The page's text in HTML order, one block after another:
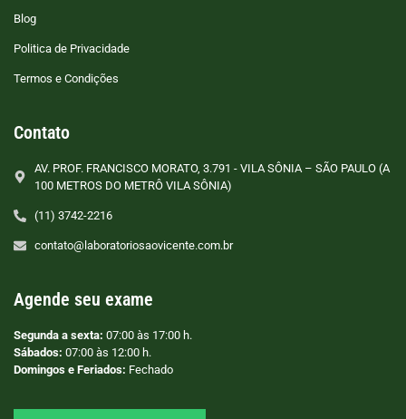
Blog
Politica de Privacidade
Termos e Condições
Contato
AV. PROF. FRANCISCO MORATO, 3.791 - VILA SÔNIA – SÃO PAULO (A
100 METROS DO METRÔ VILA SÔNIA)
(11) 3742-2216
contato@laboratoriosaovicente.com.br
Agende seu exame
Segunda a sexta: 07:00 às 17:00 h.
Sábados: 07:00 às 12:00 h.
Domingos e Feriados: Fechado